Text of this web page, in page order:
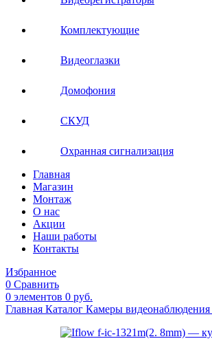
Комплектующие
Видеоглазки
Домофония
СКУД
Охранная сигнализация
Главная
Магазин
Монтаж
О нас
Акции
Наши работы
Контакты
Избранное
0 Сравнить
0 элементов 0 руб.
Главная Каталог Камеры видеонаблюдения